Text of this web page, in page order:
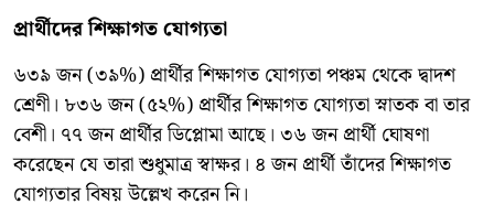
প্রার্থীদের শিক্ষাগত যোগ্যতা
৬৩৯ জন (৩৯%) প্রার্থীর শিক্ষাগত যোগ্যতা পঞ্চম থেকে দ্বাদশ
শ্রেণী। ৮৩৬ জন (৫২%) প্রার্থীর শিক্ষাগত যোগ্যতা স্নাতক বা তার
বেশী। ৭৭ জন প্রার্থীর ডিপ্লোমা আছে। ৩৬ জন প্রার্থী ঘোষণা
করেছেন যে তারা শুধুমাত্র স্বাক্ষর। ৪ জন প্রার্থী তাঁদের শিক্ষাগত
যোগ্যতার বিষয় উল্লেখ করেন নি।